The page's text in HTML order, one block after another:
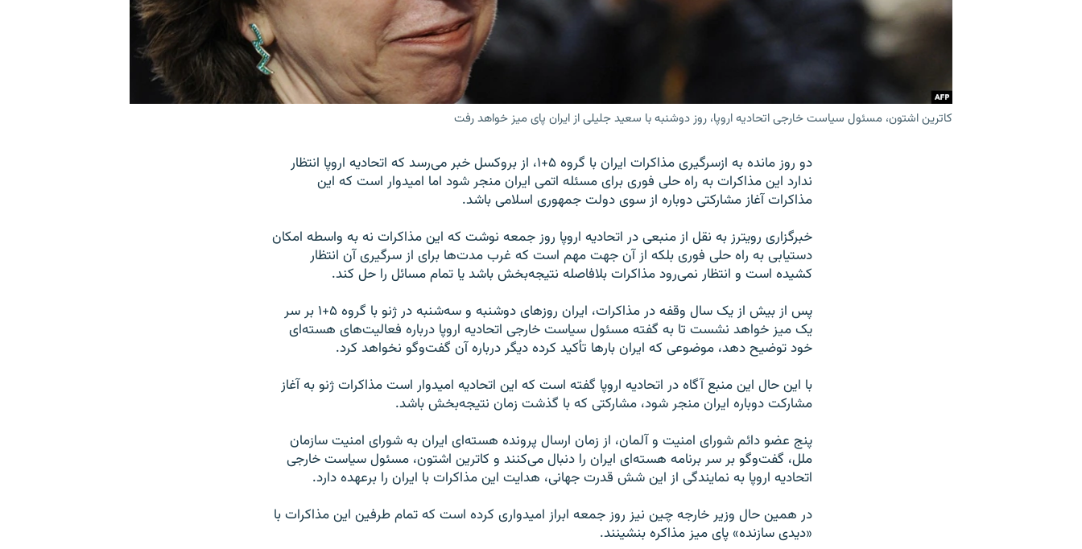
کاترین اشتون، مسئول سیاست خارجی اتحادیه اروپا، روز دوشنبه با سعید جلیلی از ایران پای میز خواهد رفت
دو روز مانده به ازسرگیری مذاکرات ایران با گروه ۵+۱، از بروکسل خبر می‌رسد که اتحادیه اروپا انتظار
ندارد این مذاکرات به راه حلی فوری برای مسئله اتمی ایران منجر شود اما امیدوار است که این
مذاکرات آغاز مشارکتی دوباره از سوی دولت جمهوری اسلامی باشد.
خبرگزاری رویترز به نقل از منبعی در اتحادیه اروپا روز جمعه نوشت که این مذاکرات نه به واسطه امکان
دستیابی به راه حلی فوری بلکه از آن جهت مهم است که غرب مدت‌ها برای از سرگیری آن انتظار
کشیده است و انتظار نمی‌رود مذاکرات بلافاصله نتیجه‌بخش باشد یا تمام مسائل را حل کند.
پس از بیش از یک سال وقفه در مذاکرات،‌ ایران روزهای دوشنبه و سه‌شنبه در ژنو با گروه ۵+۱ بر سر
یک میز خواهد نشست تا به گفته مسئول سیاست خارجی اتحادیه اروپا درباره فعالیت‌های هسته‌ای
خود توضیح دهد، موضوعی که ایران بارها تأکید کرده دیگر درباره آن گفت‌وگو نخواهد کرد.
با این حال این منبع آگاه در اتحادیه اروپا گفته است که این اتحادیه امیدوار است مذاکرات ژنو به آغاز
مشارکت دوباره ایران منجر شود، مشارکتی که با گذشت زمان نتیجه‌بخش باشد.
پنج عضو دائم شورای امنیت و آلمان، از زمان ارسال پرونده هسته‌ای ایران به شورای امنیت سازمان
ملل، گفت‌وگو بر سر برنامه هسته‌ای ایران را دنبال می‌کنند و کاترین اشتون، مسئول سیاست خارجی
اتحادیه اروپا به نمایندگی از این شش قدرت جهانی، هدایت این مذاکرات با ایران را برعهده دارد.
در همین حال وزیر خارجه چین نیز روز جمعه ابراز امیدواری کرده است که تمام طرفین این مذاکرات با
«دیدی سازنده» پای میز مذاکره بنشینند.